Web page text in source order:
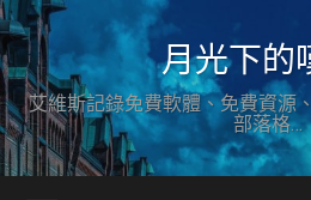
月光下的
艾維斯記錄免費軟體、免費資源
部落格…